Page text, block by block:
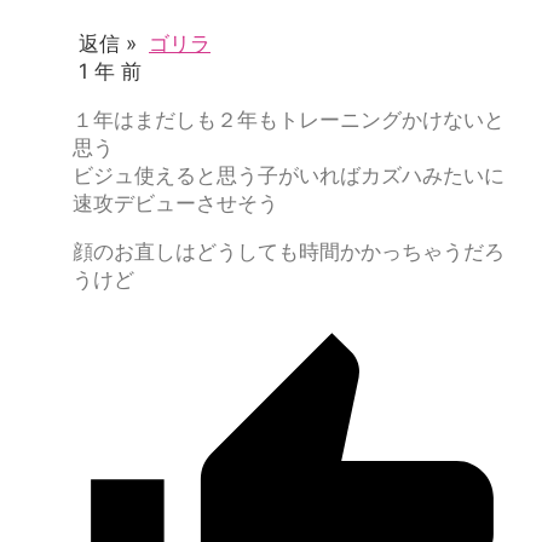
返信 » ゴリラ
1 年 前
１年はまだしも２年もトレーニングかけないと
思う
ビジュ使えると思う子がいればカズハみたいに
速攻デビューさせそう
顔のお直しはどうしても時間かかっちゃうだろ
うけど